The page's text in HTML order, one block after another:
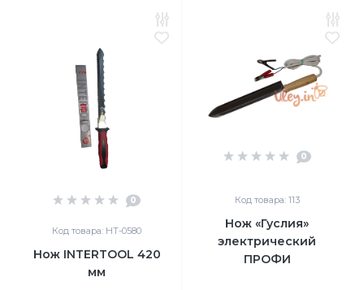
0
Код товара: HT-0580
Нож INTERTOOL 420
мм
0
Код товара: 113
Нож «Гуслия»
электрический
ПРОФИ